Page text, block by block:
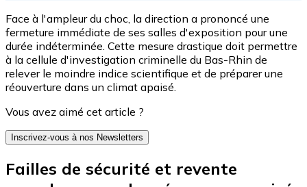
Face à l'ampleur du choc, la direction a prononcé une
fermeture immédiate de ses salles d'exposition pour une
durée indéterminée. Cette mesure drastique doit permettre
à la cellule d'investigation criminelle du Bas-Rhin de
relever le moindre indice scientifique et de préparer une
réouverture dans un climat apaisé.
Vous avez aimé cet article ?
Inscrivez-vous à nos Newsletters
Failles de sécurité et revente